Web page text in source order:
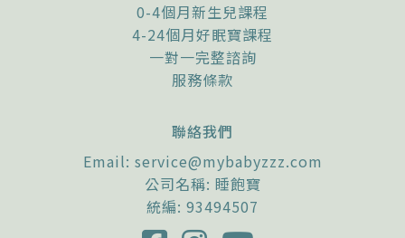
0-4個月新生兒課程
4-24個月好眠寶課程
一對一完整諮詢
服務條款
聯絡我們
Email: service@mybabyzzz.com
公司名稱: 睡飽寶
統編: 93494507